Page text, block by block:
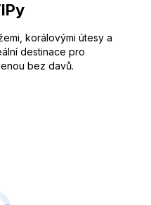
korálovými útesy a
destinace pro
bez davů.